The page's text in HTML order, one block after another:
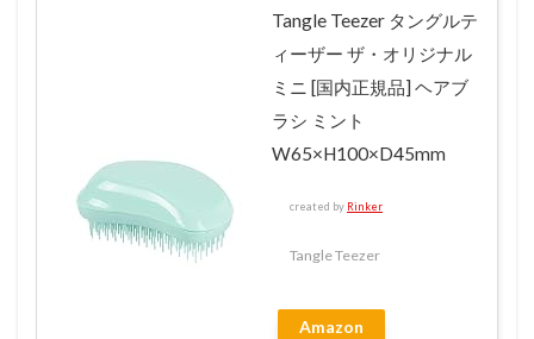
Tangle Teezer タングルテ
ィーザー ザ・オリジナル
ミニ [国内正規品] ヘアブ
ラシ ミント
W65×H100×D45mm
created by Rinker
Tangle Teezer
Amazon